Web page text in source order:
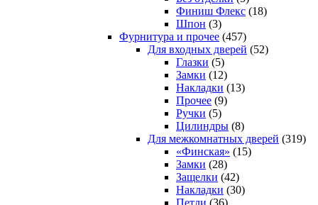
Финиш Флекс (18)
Шпон (3)
Фурнитура и прочее (457)
Для входных дверей (52)
Глазки (5)
Замки (12)
Накладки (13)
Прочее (9)
Ручки (5)
Цилиндры (8)
Для межкомнатных дверей (319)
«Финская» (15)
Замки (28)
Защелки (42)
Накладки (30)
Петли (36)